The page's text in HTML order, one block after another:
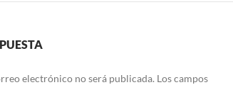
electrónico no será publicada. Los campos